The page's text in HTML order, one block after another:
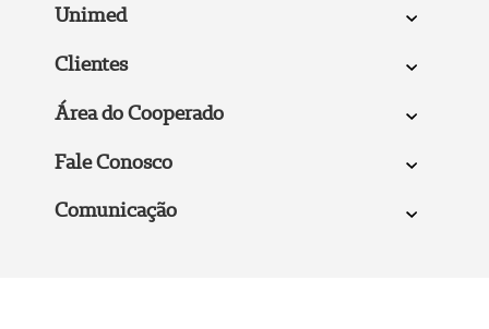
Unimed
Clientes
Área do Cooperado
Fale Conosco
Comunicação